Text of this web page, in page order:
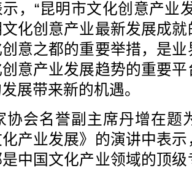
，“昆明市文化创意产业
化创意产业最新发展成
意之都的重要举措，是
意产业发展趋势的重要
展带来新的机遇。
协会名誉副主席丹增在
化产业发展》的演讲中表
中国文化产业领域的顶